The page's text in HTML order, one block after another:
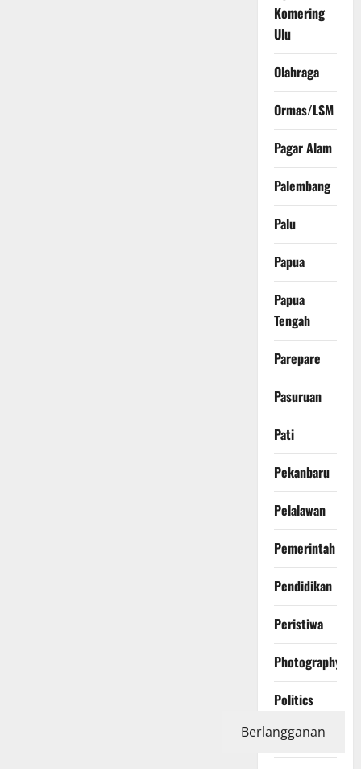
Komering
Ulu
Olahraga
Ormas/LSM
Pagar Alam
Palembang
Palu
Papua
Papua
Tengah
Parepare
Pasuruan
Pati
Pekanbaru
Pelalawan
Pemerintah
Pendidikan
Peristiwa
Photography
Politics
Polri
Berlangganan